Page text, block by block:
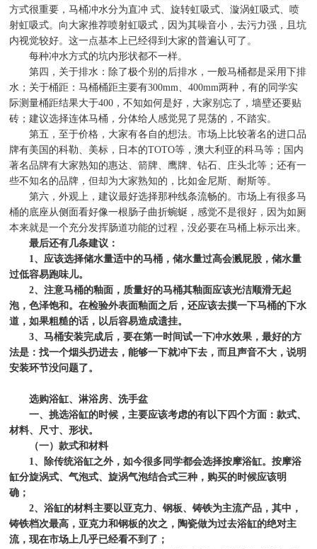
方式很重要，马桶冲水分为直冲 式、旋转虹吸式、漩涡虹吸式、喷
射虹吸式。向大家推荐喷射虹吸式，因为其噪音小，去污力强，且坑
内视觉较好。这一点基本上已经得到大家的普遍认可了。
每种冲水方式的坑内形状都不一样。
第四，关于排水：除了极个别的后排水，一般马桶都是采用下排
水；关于桶距：马桶桶距主要有300mm、400mm两种，有的同学实
际测量桶距结果大于400 ，不知如何是好，大家别忘了，墙壁还要贴
砖；建议选择连体马桶，分体给人感觉晃了晃荡的，不踏实。
第五，至于价格，大家有各自的想法。市场上比较著名的进口品
牌有美国的科勒、美标，日本的TOTO等，澳大利亚的科马等；国内
著名品牌有大家熟知的惠达、箭牌、鹰牌、钻石、庄头北等；还有一
些不知名的品牌，但却为大家熟知的，比如金尼斯、耐斯等。
第六，外观上，建议最好选择那种线条流畅的。市场上有很多马
桶的底座从侧面看好像一根肠子曲折蜿蜒，感觉不是很好，因为如厕
本来就是一个充分发挥肠道功能的过程，没必要在马桶上标示出来。
最后还有几条建议：
1、应该选择储水量适中的马桶，储水量过高会溅屁股，储水量
过低容易跑味儿。
2、注意马桶的釉面，质量好的马桶其釉面应该光洁顺滑无起
泡，色泽饱和。在检验外表面釉面之后，还应该去摸一下马桶的下水
道，如果粗糙的话，以后容易造成遗挂。
3、马桶安装完成后，要在第一时间试一下冲水效果，最好的方
法是：找一个烟头扔进去，能够一下就冲下去，而且声音不大，说明
安装环节没问题了。
选购浴缸、淋浴房、洗手盆
一、挑选浴缸的时候，主要应该考虑的有以下四个方面：款式、
材料、尺寸、形状。
（一）款式和材料
1、除传统浴缸之外，如今很多同学都会选择按摩浴缸。按摩浴
缸分旋涡式、气泡式、旋涡气泡结合式三种，购买的时候应该明
确；
2、浴缸的材料主要以亚克力、钢板、铸铁为主流产品，其中，
铸铁档次最高，亚克力和钢板的次之，陶瓷做为过去浴缸的绝对主
流，现在市场上几乎已经看不到了；